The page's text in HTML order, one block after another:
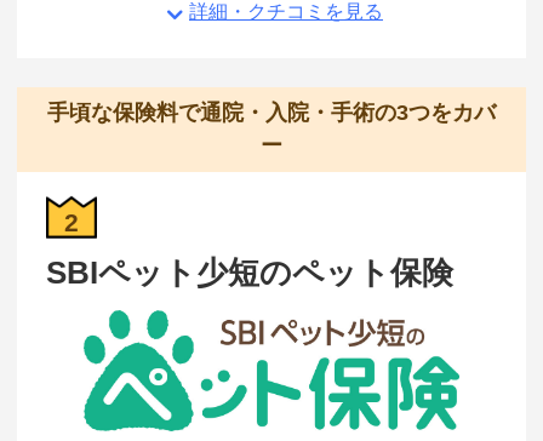
詳細・クチコミを見る
手頃な保険料で通院・入院・手術の3つをカバ
ー
2
SBIペット少短のペット保険